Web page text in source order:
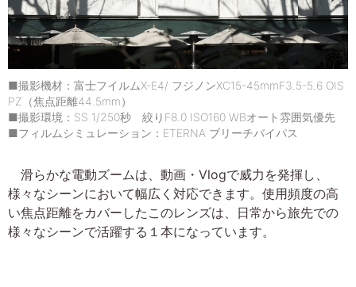
■撮影機材：富士フイルムX-E4/ フジノンXC15-45mmF3.5-5.6 OIS
PZ（焦点距離44.5mm）
■撮影環境：SS 1/250秒 絞りF8.0 ISO160 WBオート雰囲気優先
■フィルムシミュレーション：ETERNA ブリーチバイパス
滑らかな電動ズームは、動画・Vlogで威力を発揮し、
様々なシーンにおいて幅広く対応できます。使用頻度の高
い焦点距離をカバーしたこのレンズは、日常から旅先での
様々なシーンで活躍する１本になっています。